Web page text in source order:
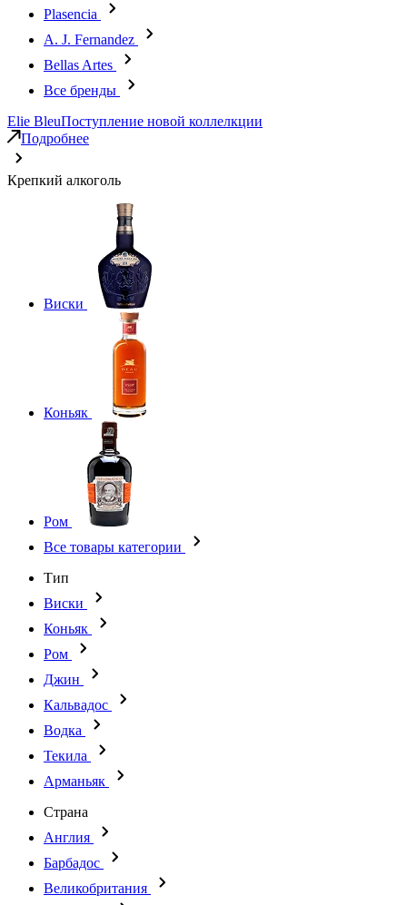
Plasencia
A. J. Fernandez
Bellas Artes
Все бренды
Elie BleuПоступление новой коллелкции
Подробнее
Крепкий алкоголь
Виски
Коньяк
Ром
Все товары категории
Тип
Виски
Коньяк
Ром
Джин
Кальвадос
Водка
Текила
Арманьяк
Страна
Англия
Барбадос
Великобритания